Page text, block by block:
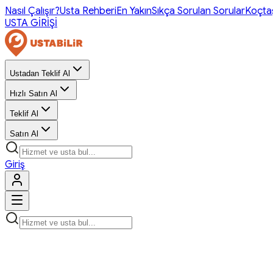
Nasıl Çalışır?Usta RehberiEn YakınSıkça Sorulan Sorular
USTA GİRİŞİ
Ustadan Teklif Al
Hızlı Satın Al
Teklif Al
Satın Al
Giriş